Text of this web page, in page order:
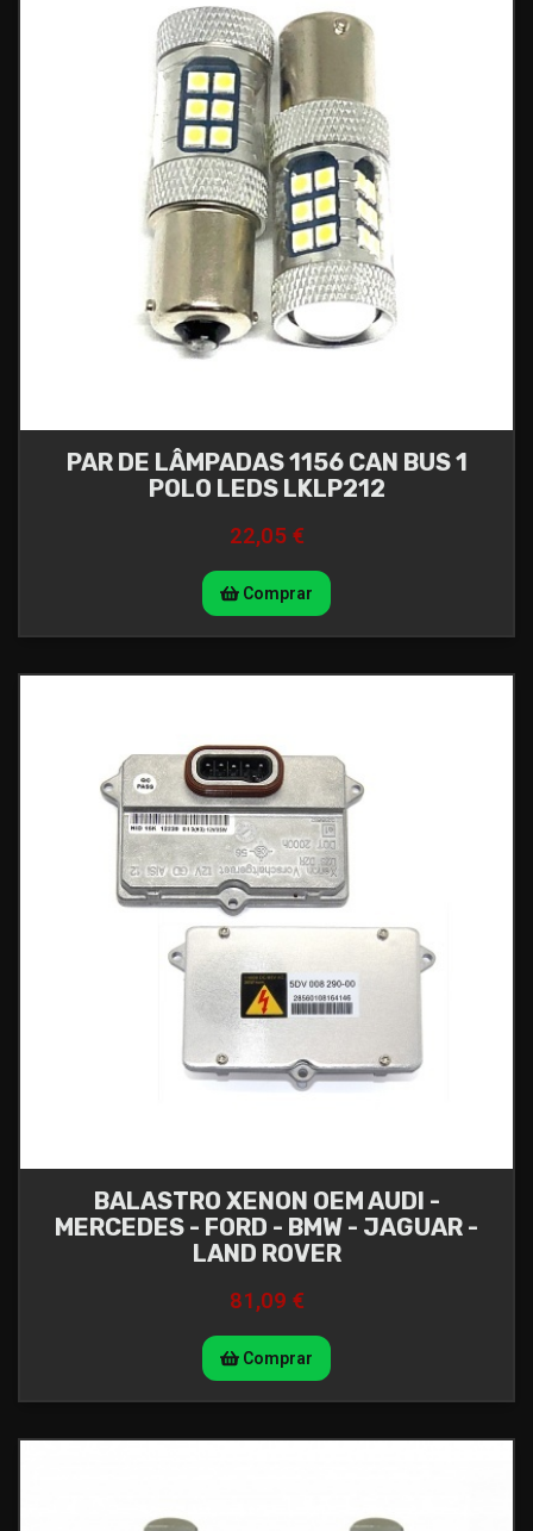
PAR DE LÂMPADAS 1156 CAN BUS 1
POLO LEDS LKLP212
22,05 €
Comprar
BALASTRO XENON OEM AUDI -
MERCEDES - FORD - BMW - JAGUAR -
LAND ROVER
81,09 €
Comprar